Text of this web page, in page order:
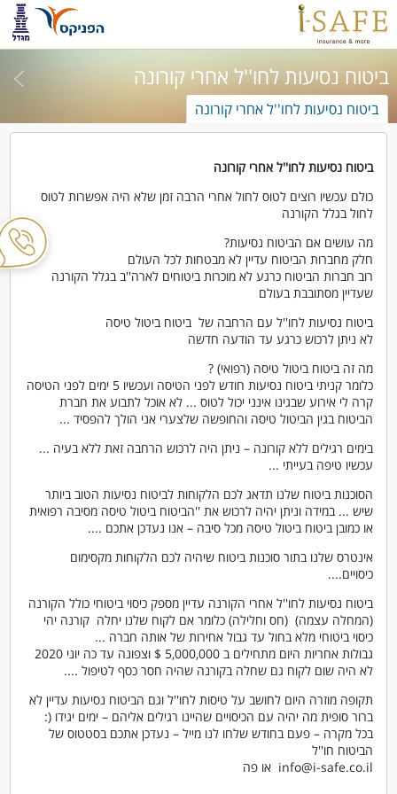
ביטוח נסיעות לחו''ל אחרי קורונה
ביטוח נסיעות לחו''ל אחרי קורונה
ביטוח נסיעות לחו''ל אחרי קורונה
כולם עכשיו רוצים לטוס לחול אחרי הרבה זמן שלא היה אפשרות לטוס
לחול בגלל הקורנה
מה עושים אם הביטוח נסיעות?
חלק מחברות הביטוח עדיין לא מבטחות לכל העולם
רוב חברות הביטוח כרגע לא מוכרות ביטוחים לארה''ב בגלל הקורנה
שעדיין מסתובבת בעולם
ביטוח נסיעות לחו''ל עם הרחבה של ביטוח ביטול טיסה
לא ניתן לרכוש כרגע עד הודעה חדשה
מה זה ביטוח ביטול טיסה (רפואי) ?
כלומר קניתי ביטוח נסיעות חודש לפני הטיסה ועכשיו 5 ימים לפני הטיסה
קרה לי אירוע שבגינו אינני יכול לטוס ... לא אוכל לתבוע את חברת
הביטוח בגין הביטול טיסה והחופשה שלצערי אני הולך להפסיד ...
בימים רגילים ללא קורונה – ניתן היה לרכוש הרחבה זאת ללא בעיה ...
עכשיו טיפה בעייתי ...
הסוכנות ביטוח שלנו תדאג לכם הלקוחות לביטוח נסיעות הטוב ביותר
שיש ... במידה וניתן יהיה לרכוש את ''הביטוח ביטול טיסה מסיבה רפואית
או כמובן ביטוח ביטול טיסה מכל סיבה – אנו נעדכן אתכם ....
אינטרס שלנו בתור סוכנות ביטוח שיהיה לכם הלקוחות מקסימום
כיסויים....
ביטוח נסיעות לחו''ל אחרי הקורנה עדיין מספק כיסוי ביטוחי כולל הקורנה
(המחלה עצמה) (חס וחלילה) כלומר אם לקוח שלנו יחלה קורנה יהי
כיסוי ביטוחי מלא בחול עד גבול אחירות של אותה חברה ...
גבולות אחריות היום מתחילים ב 5,000,000 $ וצפונה עד כה יוני 2020
לא היה שום לקוח גם שחלה בקורנה שהיה חסר כסף לטיפול ....
תקופה מוזרה היום לחושב על טיסות לחו''ל וגם הביטוח נסיעות עדיין לא
ברור סופית מה יהיה עם הכיסויים שהיינו רגילים אליהם – ימים יגידו (:
בכל מקרה – פעם בחודש שלחו לנו מייל – נעדכן אתכם בסטטוס של
הביטוח חו''ל
info@i-safe.co.il או פה